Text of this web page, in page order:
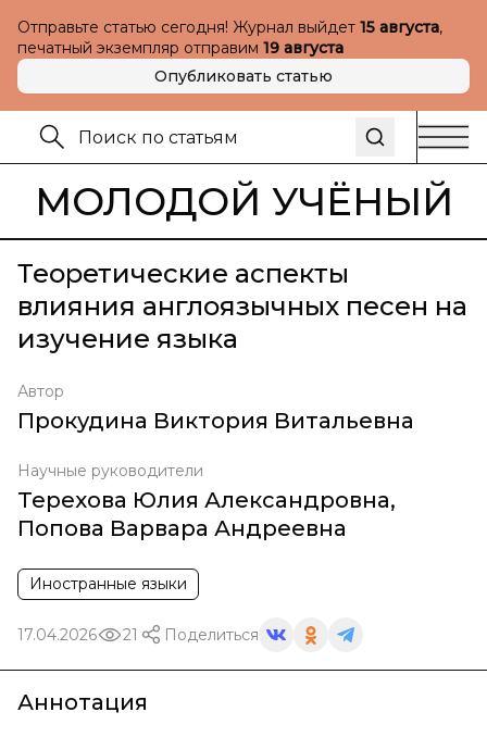
Отправьте статью сегодня! Журнал выйдет 15 августа,
печатный экземпляр отправим 19 августа
Опубликовать статью
МОЛОДОЙ УЧЁНЫЙ
Теоретические аспекты
влияния англоязычных песен на
изучение языка
Автор
Прокудина Виктория Витальевна
Научные руководители
Терехова Юлия Александровна,
Попова Варвара Андреевна
Иностранные языки
17.04.2026 21 Поделиться
Аннотация